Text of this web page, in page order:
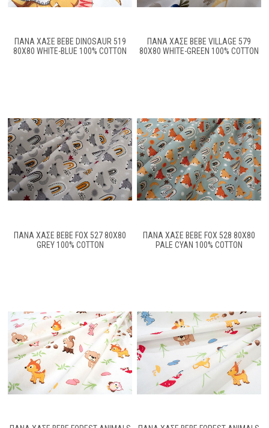
ΠΆΝΑ ΧΑΣΈ BEBE DINOSAUR 519
80X80 WHITE-BLUE 100% COTTON
ΠΆΝΑ ΧΑΣΈ BEBE VILLAGE 579
80X80 WHITE-GREEN 100% COTTON
ΠΆΝΑ ΧΑΣΈ BEBE FOX 527 80X80
GREY 100% COTTON
ΠΆΝΑ ΧΑΣΈ BEBE FOX 528 80X80
PALE CYAN 100% COTTON